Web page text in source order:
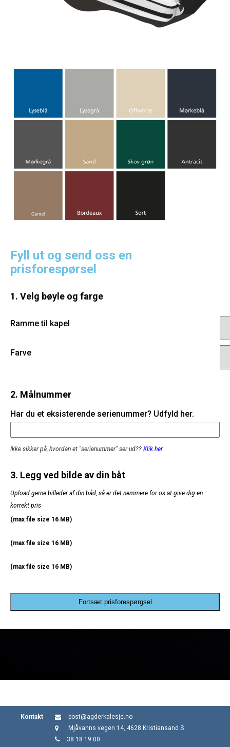
Fyll ut og send oss en
prisforespørsel
1. Velg bøyle og farge
Ramme til kapel
Farve
2. Målnummer
Har du et eksisterende serienummer? Udfyld her.
Ikke sikker på, hvordan et "serienummer" ser ud?? Klik her
3. Legg ved bilde av din båt
Upload gerne billeder af din båd, så er det nemmere for os at give dig en
korrekt pris
(max file size 16 MB)
(max file size 16 MB)
(max file size 16 MB)
Fortsæt prisforespørgsel
Kontakt
post@agderkalesje.no
Mjåvanns vegen 14, 4628 Kristiansand S
38 18 19 00